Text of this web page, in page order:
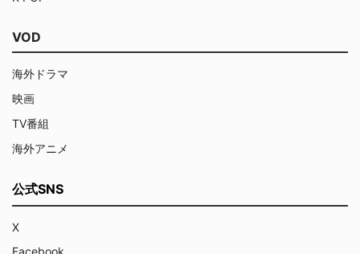
VOD
海外ドラマ
映画
TV番組
海外アニメ
公式SNS
X
Facebook